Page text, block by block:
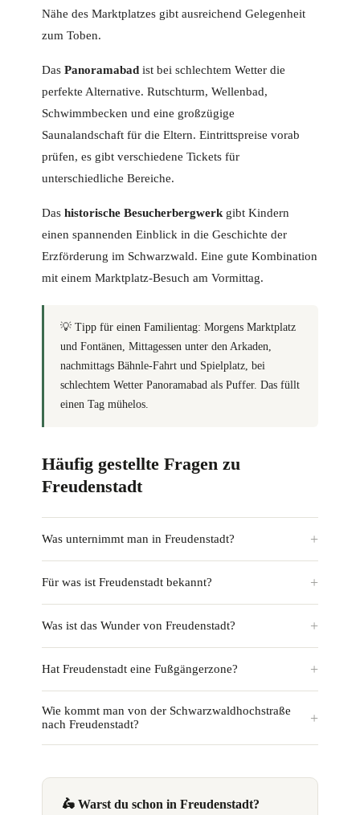
Nähe des Marktplatzes gibt ausreichend Gelegenheit
zum Toben.
Das Panoramabad ist bei schlechtem Wetter die
perfekte Alternative. Rutschturm, Wellenbad,
Schwimmbecken und eine großzügige
Saunalandschaft für die Eltern. Eintrittspreise vorab
prüfen, es gibt verschiedene Tickets für
unterschiedliche Bereiche.
Das historische Besucherbergwerk gibt Kindern
einen spannenden Einblick in die Geschichte der
Erzförderung im Schwarzwald. Eine gute Kombination
mit einem Marktplatz-Besuch am Vormittag.
💡 Tipp für einen Familientag: Morgens Marktplatz
und Fontänen, Mittagessen unter den Arkaden,
nachmittags Bähnle-Fahrt und Spielplatz, bei
schlechtem Wetter Panoramabad als Puffer. Das füllt
einen Tag mühelos.
Häufig gestellte Fragen zu
Freudenstadt
Was unternimmt man in Freudenstadt?
Für was ist Freudenstadt bekannt?
Was ist das Wunder von Freudenstadt?
Hat Freudenstadt eine Fußgängerzone?
Wie kommt man von der Schwarzwaldhochstraße
nach Freudenstadt?
🛵 Warst du schon in Freudenstadt?